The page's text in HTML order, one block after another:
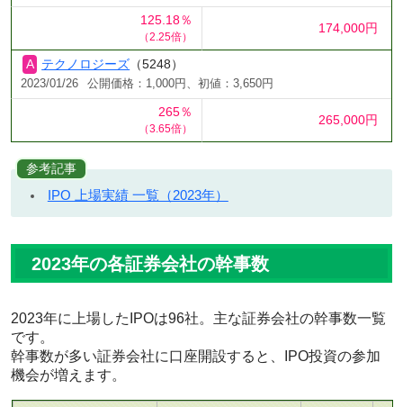
125.18％
（2.25倍）
174,000円
テクノロジーズ （5248）
2023/01/26 公開価格：1,000円、初値：3,650円
265％
（3.65倍）
265,000円
参考記事
IPO 上場実績 一覧（2023年）
2023年の各証券会社の幹事数
2023年に上場したIPOは96社。主な証券会社の幹事数一覧
です。
幹事数が多い証券会社に口座開設すると、IPO投資の参加
機会が増えます。